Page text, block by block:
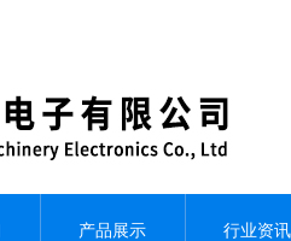
产品展示 行业资讯